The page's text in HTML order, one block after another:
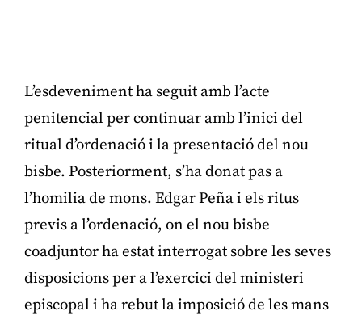
L’esdeveniment ha seguit amb l’acte
penitencial per continuar amb l’inici del
ritual d’ordenació i la presentació del nou
bisbe. Posteriorment, s’ha donat pas a
l’homilia de mons. Edgar Peña i els ritus
previs a l’ordenació, on el nou bisbe
coadjuntor ha estat interrogat sobre les seves
disposicions per a l’exercici del ministeri
episcopal i ha rebut la imposició de les mans